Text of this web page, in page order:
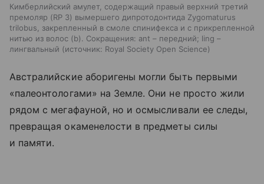
Кимберлийский амулет, содержащий правый верхний третий
премоляр (RP 3) вымершего дипротодонтида Zygomaturus
trilobus, закрепленный в смоле спинифекса и с прикрепленной
нитью из волос (b). Сокращения: ant – передний; ling –
лингвальный
источник: Royal Society Open Science
Австралийские аборигены могли быть первыми
«палеонтологами» на Земле. Они не просто жили
рядом с мегафауной, но и осмысливали ее следы,
превращая окаменелости в предметы силы
и памяти.